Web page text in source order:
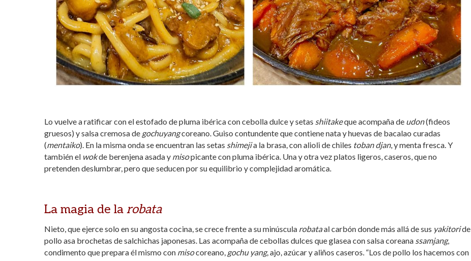
Lo vuelve a ratificar con el estofado de pluma ibérica con cebolla dulce y setas shiitakeque acompaña de udon(fideos
gruesos) y salsa cremosa de gochuyangcoreano. Guiso contundente que contiene nata y huevas de bacalao curadas
(mentaiko). En la misma onda se encuentran las setas shimejia la brasa, con alioli de chiles toban djan, y menta fresca. Y
también el wokde berenjena asada y misopicante con pluma ibérica. Una y otra vez platos ligeros, caseros, que no
pretenden deslumbrar, pero que seducen por su equilibrio y complejidad aromática.
La magia de la robata
Nieto, que ejerce solo en su angosta cocina, se crece frente a su minúscula robataal carbón donde más allá de sus yakitoride
pollo asa brochetas de salchichas japonesas. Las acompaña de cebollas dulces que glasea consalsa coreana ssamjang,
condimento que prepara él mismo con misocoreano, gochu yang, ajo, azúcar y aliños caseros. “Los de pollo los hacemos con